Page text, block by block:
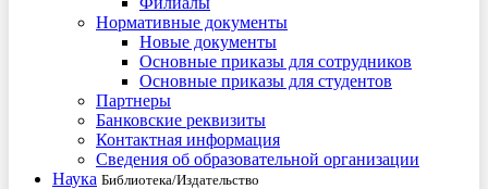
Нормативные документы
Новые документы
Основные приказы для сотрудников
Основные приказы для студентов
Партнеры
Банковские реквизиты
Контактная информация
Сведения об образовательной организации
Наука Библиотека/Издательство